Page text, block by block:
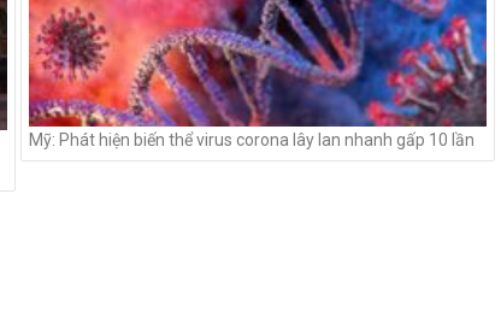
Mỹ: Phát hiện biến thể virus corona lây lan nhanh gấp 10 lần